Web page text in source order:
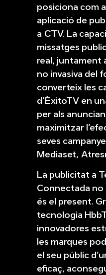
posiciona com
aplicació de
a CTV. La
missatges
real, juntament
no invasiva del
converteix les
d’ÈxitoTV en
per als
maximitzar
seves
Mediaset,
La publicitat a
Connectada no
és el present.
tecnologia
innovadores
les marques
el seu públic
eficaç,